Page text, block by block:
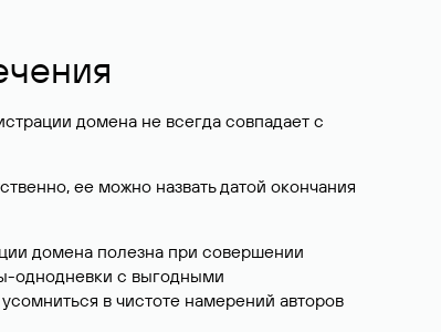
домена не всегда совпадает с
ее можно назвать датой окончания
домена полезна при совершении
однодневки с выгодными
в чистоте намерений авторов